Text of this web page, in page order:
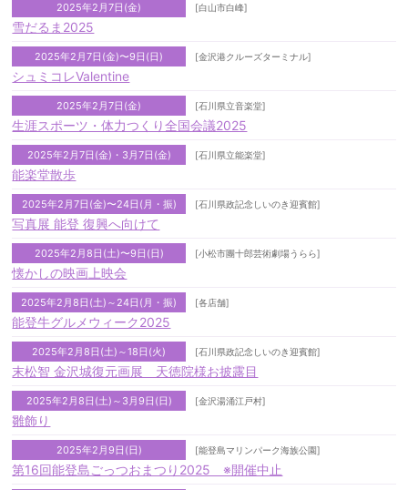
2025年2月7日(金) [白山市白峰]
雪だるま2025
2025年2月7日(金)〜9日(日) [金沢港クルーズターミナル]
シュミコレValentine
2025年2月7日(金) [石川県立音楽堂]
生涯スポーツ・体力つくり全国会議2025
2025年2月7日(金)・3月7日(金) [石川県立能楽堂]
能楽堂散歩
2025年2月7日(金)〜24日(月・振) [石川県政記念しいのき迎賓館]
写真展 能登 復興へ向けて
2025年2月8日(土)〜9日(日) [小松市團十郎芸術劇場うらら]
懐かしの映画上映会
2025年2月8日(土)～24日(月・振) [各店舗]
能登牛グルメウィーク2025
2025年2月8日(土)～18日(火) [石川県政記念しいのき迎賓館]
末松智 金沢城復元画展 天徳院様お披露目
2025年2月8日(土)～3月9日(日) [金沢湯涌江戸村]
雛飾り
2025年2月9日(日) [能登島マリンパーク海族公園]
第16回能登島ごっつおまつり2025 ※開催中止